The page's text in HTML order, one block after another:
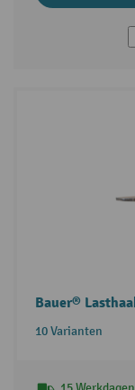
Bauer®
10 Varianten